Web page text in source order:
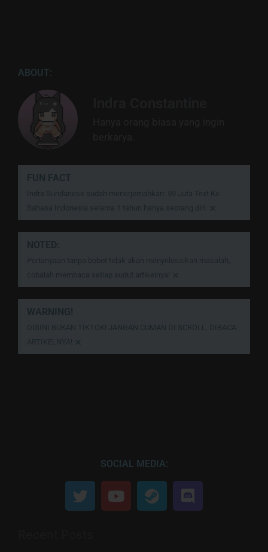
ABOUT:
FUN FACT
Indra Sundanese sudah menerjemahkan: 59 Juta Text Ke
Bahasa Indonesia selama 1 tahun hanya seorang diri.
×
NOTED:
Pertanyaan tanpa bobot tidak akan menyelesaikan masalah,
cobalah membaca setiap sudut artikelnya!
×
WARNING!
DISINI BUKAN TIKTOK! JANGAN CUMAN DI SCROLL, DIBACA
ARTIKELNYA! ×
SOCIAL MEDIA: